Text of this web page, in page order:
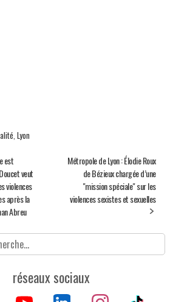
Lyon
est
veut
violences
après la
Abreu
Métropole de Lyon : Élodie Roux
de Bézieux chargée d’une
"mission spéciale" sur les
violences sexistes et sexuelles
réseaux sociaux